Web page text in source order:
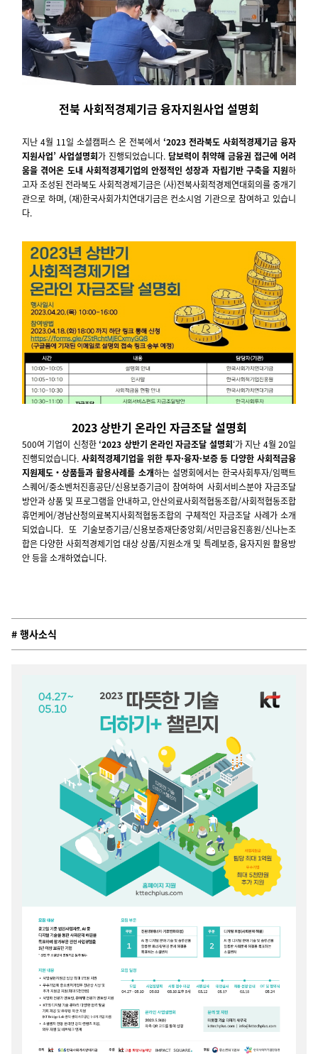
전북 사회적경제기금 융자지원사업 설명회
지난 4월 11일 소셜캠퍼스 온 전북에서 ‘2023 전라북도 사회적경제기금 융자
지원사업’ 사업설명회가 진행되었습니다. 담보력이 취약해 금융권 접근에 어려
움을 겪어온 도내 사회적경제기업의 안정적인 성장과 자립기반 구축을 지원하
고자 조성된 전라북도 사회적경제기금은 (사)전북사회적경제연대회의를 중개기
관으로 하며, (재)한국사회가치연대기금은 컨소시엄 기관으로 참여하고 있습니
다.
2023 상반기 온라인 자금조달 설명회
500여 기업이 신청한‘2023 상반기 온라인 자금조달 설명회‘가 지난 4월 20일
진행되었습니다. 사회적경제기업을 위한 투자·융자·보증 등 다양한 사회적금융
지원제도‧상품들과 활용사례를 소개하는 설명회에서는 한국사회투자/임팩트
스퀘어/중소벤처진흥공단/신용보증기금이 참여하여 사회서비스분야 자금조달
방안과 상품 및 프로그램을 안내하고, 안산의료사회적협동조합/사회적협동조합
휴먼케어/경남산청의료복지사회적협동조합의 구체적인 자금조달 사례가 소개
되었습니다. 또 기술보증기금/신용보증재단중앙회/서민금융진흥원/신나는조
합은 다양한 사회적경제기업 대상 상품/지원소개 및 특례보증, 융자지원 활용방
안 등을 소개하였습니다.
# 행사소식